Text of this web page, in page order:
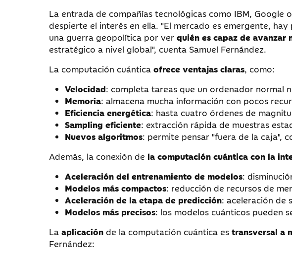
La entrada de compañías tecnológicas como IBM, Google
despierte el interés en ella. "El mercado es emergente,
una guerra geopolítica por ver quién es capaz de
estratégico a nivel global", cuenta Samuel Fernández.
La computación cuántica ofrece ventajas claras, como:
Velocidad: completa tareas que un ordenador normal
Memoria: almacena mucha información con pocos
Eficiencia energética: hasta cuatro órdenes de
Sampling eficiente: extracción rápida de muestras
Nuevos algoritmos: permite pensar "fuera de la caja",
Además, la conexión de la computación cuántica con la
Aceleración del entrenamiento de modelos:
Modelos más compactos: reducción de recursos de
Aceleración de la etapa de predicción: aceleración de
Modelos más precisos: los modelos cuánticos pueden
La aplicación de la computación cuántica es transversal a
Fernández: